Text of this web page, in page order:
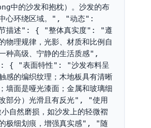
中的沙发和抱枕）。沙发的布
中心环绕区域。", "动态":
描述": { "整体真实度": "遵
物理规律，光影、材质和比例自
种高级、宁静的生活质感",
{ "表面特性": "沙发布料呈
感的编织纹理；木地板具有清晰
墙面是哑光漆面；金属和玻璃细
部分）光滑且有反光", "使用
自然磨损，如沙发上的轻微褶
极细划痕，增强真实感", "随